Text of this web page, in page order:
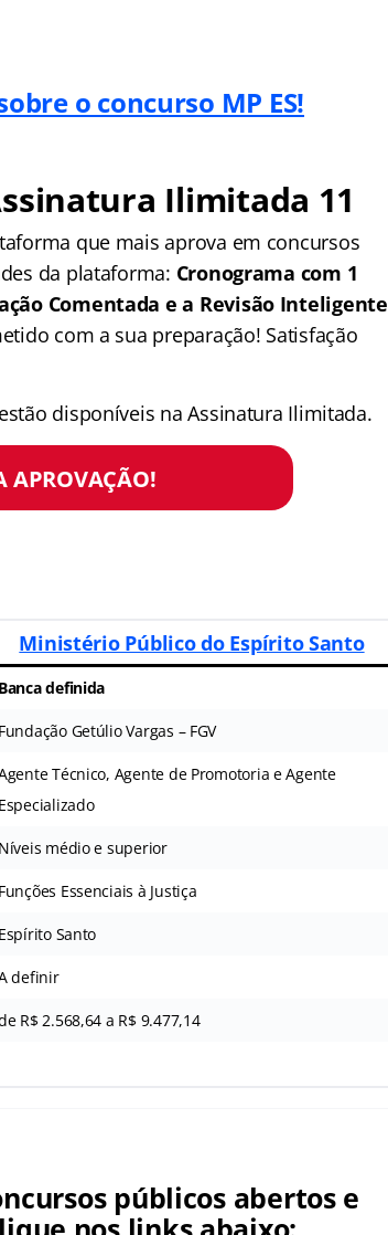
o concurso MP ES!
Ilimitada 11
que mais aprova em concursos
da plataforma: Cronograma com 1
Comentada e a Revisão Inteligente
com a sua preparação! Satisfação
disponíveis na Assinatura Ilimitada.
APROVAÇÃO!
Ministério Público do Espírito Santo
Banca definida
Fundação Getúlio Vargas – FGV
Técnico, Agente de Promotoria e Agente
Especializado
Níveis médio e superior
Funções Essenciais à Justiça
Espírito Santo
definir
R$ 2.568,64 a R$ 9.477,14
públicos abertos e